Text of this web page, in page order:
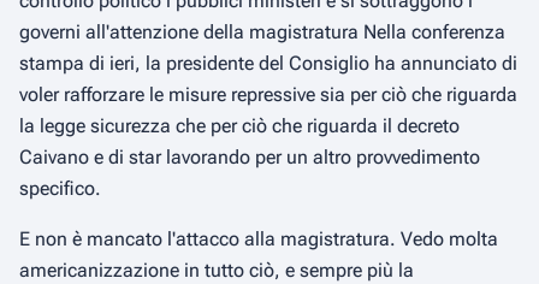
governi all'attenzione della magistratura Nella conferenza
stampa di ieri, la presidente del Consiglio ha annunciato di
voler rafforzare le misure repressive sia per ciò che riguarda
la legge sicurezza che per ciò che riguarda il decreto
Caivano e di star lavorando per un altro provvedimento
specifico.
E non è mancato l'attacco alla magistratura. Vedo molta
americanizzazione in tutto ciò, e sempre più la